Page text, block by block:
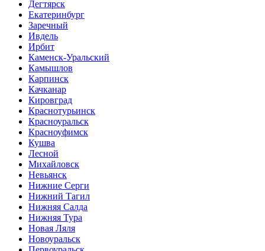
Дегтярск
Екатеринбург
Заречный
Ивдель
Ирбит
Каменск-Уральский
Камышлов
Карпинск
Качканар
Кировград
Краснотурьинск
Красноуральск
Красноуфимск
Кушва
Лесной
Михайловск
Невьянск
Нижние Серги
Нижний Тагил
Нижняя Салда
Нижняя Тура
Новая Ляля
Новоуральск